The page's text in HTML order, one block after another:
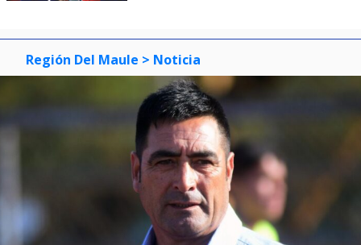
Región Del Maule > Noticia